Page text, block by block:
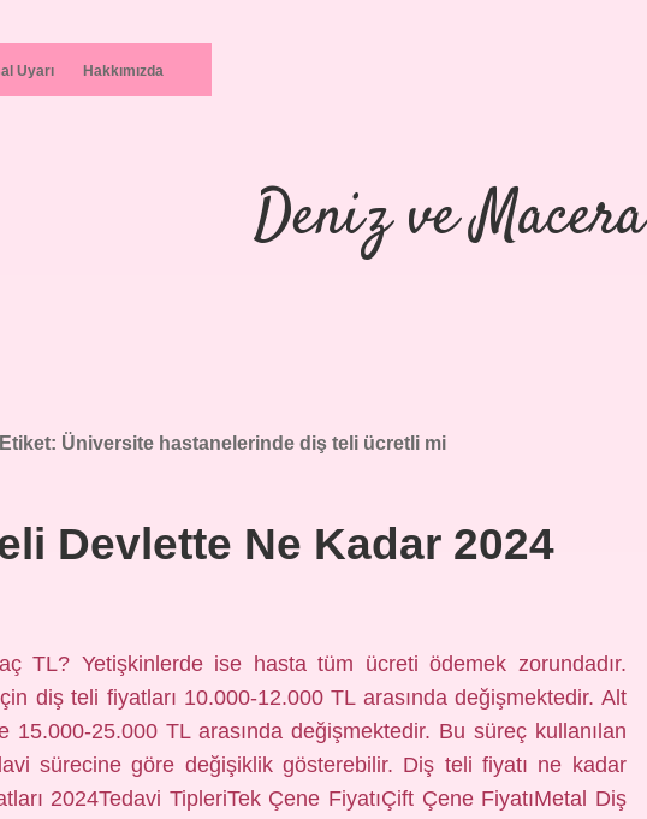
Uyarı Hakkımızda
Deniz ve Macera
Etiket: Üniversite hastanelerinde diş teli ücretli mi
Devlette Ne Kadar 2024
TL? Yetişkinlerde ise hasta tüm ücreti ödemek zorundadır.
diş teli fiyatları 10.000-12.000 TL arasında değişmektedir. Alt
15.000-25.000 TL arasında değişmektedir. Bu süreç kullanılan
sürecine göre değişiklik gösterebilir. Diş teli fiyatı ne kadar
2024Tedavi TipleriTek Çene FiyatıÇift Çene FiyatıMetal Diş